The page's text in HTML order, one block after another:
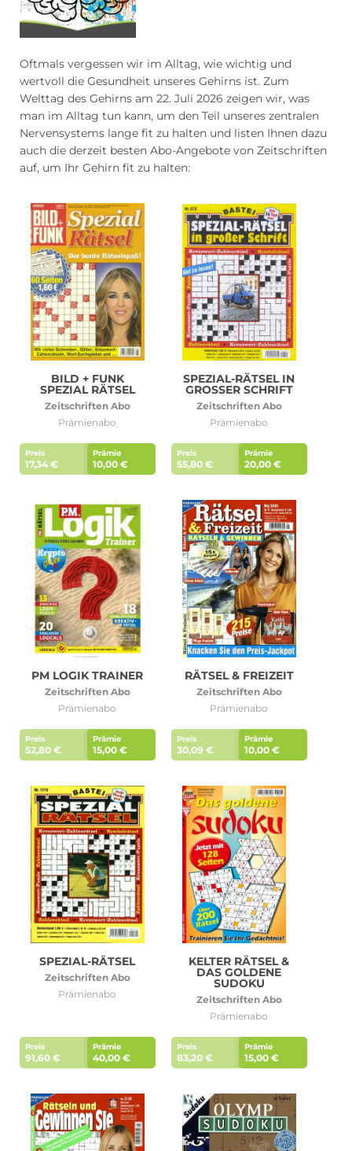
Blumen Abo
eBook Abo Fahrrad Abo
Kino Abo Kochbox Abo
Musik-Streaming Abo Pay TV Abo
Roller Abo Schmuck Abo
Sprachlern App Abo Streaming Abo
Süßigkeiten Abo Zeitschriften Abo
News
Login
Oftmals vergessen wir im Alltag, wie wichtig und
wertvoll die Gesundheit unseres Gehirns ist. Zum
Welttag des Gehirns am 22. Juli 2026 zeigen wir, was
man im Alltag tun kann, um den Teil unseres zentralen
Nervensystems lange fit zu halten und listen Ihnen dazu
auch die derzeit besten Abo-Angebote von Zeitschriften
auf, um Ihr Gehirn fit zu halten:
BILD + FUNK
SPEZIAL RÄTSEL
Zeitschriften Abo
Prämienabo
Preis
17,34 €
Prämie
10,00 €
SPEZIAL-RÄTSEL IN
GROSSER SCHRIFT
Zeitschriften Abo
Prämienabo
Preis
55,80 €
Prämie
20,00 €
PM LOGIK TRAINER
Zeitschriften Abo
Prämienabo
Preis
52,80 €
Prämie
15,00 €
RÄTSEL & FREIZEIT
Zeitschriften Abo
Prämienabo
Preis
30,09 €
Prämie
10,00 €
SPEZIAL-RÄTSEL
Zeitschriften Abo
Prämienabo
Preis
91,60 €
Prämie
40,00 €
KELTER RÄTSEL &
DAS GOLDENE
SUDOKU
Zeitschriften Abo
Prämienabo
Preis
83,20 €
Prämie
15,00 €